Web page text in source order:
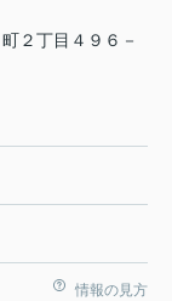
２丁目４９６－
情報の見方